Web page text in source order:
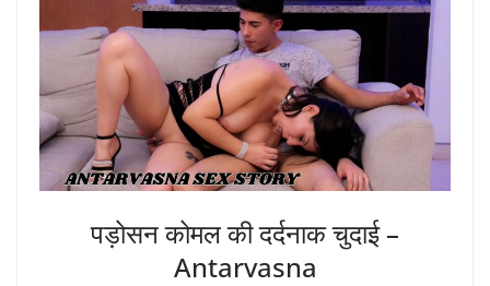
पड़ोसन कोमल की दर्दनाक चुदाई –
Antarvasna